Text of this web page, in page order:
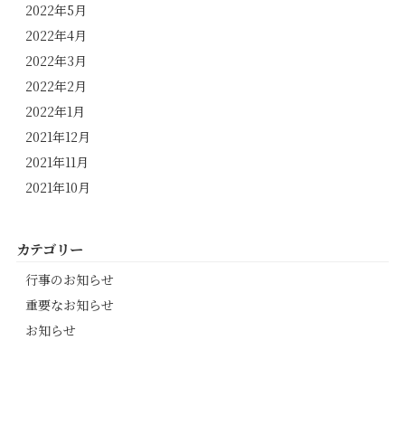
2022年5月
2022年4月
2022年3月
2022年2月
2022年1月
2021年12月
2021年11月
2021年10月
カテゴリー
行事のお知らせ
重要なお知らせ
お知らせ